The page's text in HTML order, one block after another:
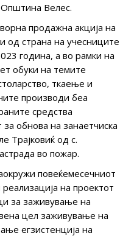
Велес.
продажна акција на
од страна на учесниците
година, а во рамки на
обуки на темите
ткаење и
производи беа
средства
обнова на занаетчиска
Трајковиќ од с.
во пожар.
повеќемесечниот
на проектот
за заживување на
цел заживување на
егзистенција на